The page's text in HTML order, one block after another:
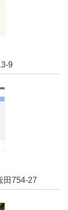
9
田754-27